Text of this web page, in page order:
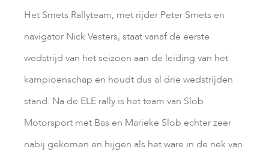
Het Smets Rallyteam, met rijder Peter Smets en
navigator Nick Vesters, staat vanaf de eerste
wedstrijd van het seizoen aan de leiding van het
kampioenschap en houdt dus al drie wedstrijden
stand. Na de ELE rally is het team van Slob
Motorsport met Bas en Marieke Slob echter zeer
nabij gekomen en hijgen als het ware in de nek van